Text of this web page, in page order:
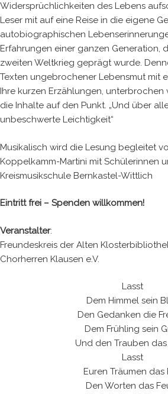
Widersprüchlichkeiten des Lebens
Leser mit auf eine Reise in die eigene
autobiographischen
Erfahrungen einer ganzen Generation,
zweiten Weltkrieg geprägt wurde.
Texten ungebrochener Lebensmut mit
Ihre kurzen Erzählungen,
die Inhalte auf den Punkt. „Und über
unbeschwerte Leichtigkeit“
Musikalisch wird die Lesung begleitet
Koppelkamm-Martini mit Schülerinnen
Kreismusikschule Bernkastel-Wittlich
Eintritt frei – Spenden willkommen!
Veranstalter:
Freundeskreis der Alten
Chorherren Klausen e.V.
Lasst
Dem Himmel sein
Den Gedanken die
Dem Frühling sein
Und den Trauben
Lasst
Euren Träumen das
Den Worten das